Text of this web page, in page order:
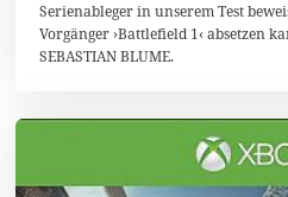
m
b
e
1
Serienableger in unserem Test
Vorgänger ›Battlefield 1‹ absetzen
SEBASTIAN BLUME.